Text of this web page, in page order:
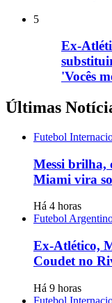
5
Ex-
'Vocês
Últimas
Futebol
Messi brilha,
Miami vira
Há 4 horas
Futebol
Ex-Atlético,
Coudet no
Há 9 horas
Futebol